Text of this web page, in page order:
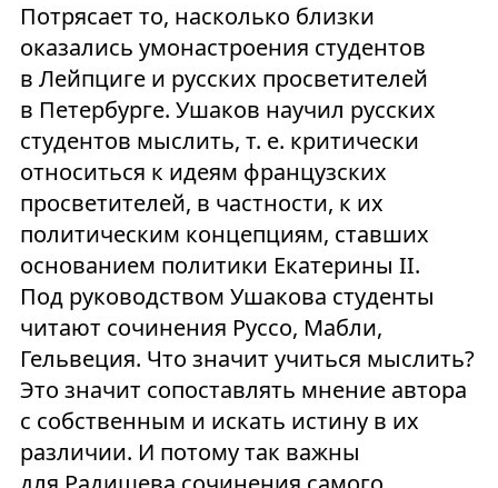
Потрясает то, насколько близки
оказались умонастроения студентов
в Лейпциге и русских просветителей
в Петербурге. Ушаков научил русских
студентов мыслить, т. е. критически
относиться к идеям французских
просветителей, в частности, к их
политическим концепциям, ставших
основанием политики Екатерины II.
Под руководством Ушакова студенты
читают сочинения Руссо, Мабли,
Гельвеция. Что значит учиться мыслить?
Это значит сопоставлять мнение автора
с собственным и искать истину в их
различии. И потому так важны